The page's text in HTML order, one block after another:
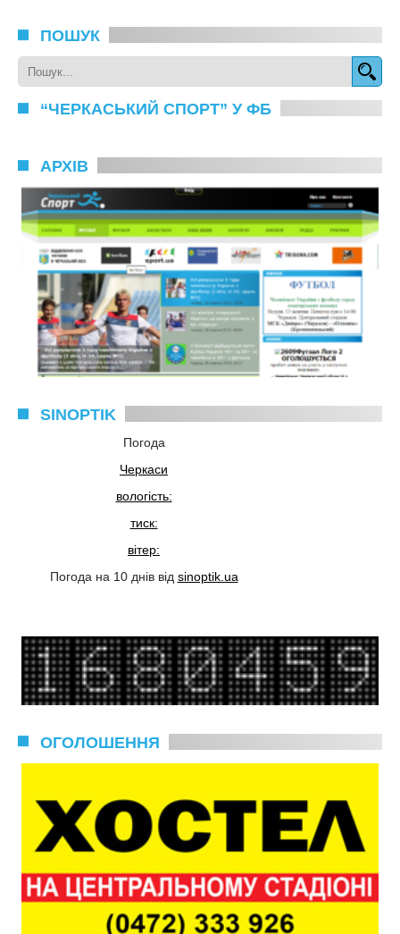
ПОШУК
“ЧЕРКАСЬКИЙ СПОРТ” У ФБ
АРХІВ
SINOPTIK
Погода
Черкаси
вологість:
тиск:
вітер:
Погода на 10 днів від sinoptik.ua
ОГОЛОШЕННЯ